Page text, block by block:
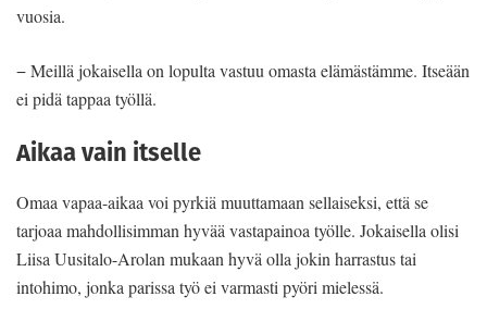
vuosia.
− Meillä jokaisella on lopulta vastuu omasta elämästämme. Itseään
ei pidä tappaa työllä.
Aikaa vain itselle
Omaa vapaa-aikaa voi pyrkiä muuttamaan sellaiseksi, että se
tarjoaa mahdollisimman hyvää vastapainoa työlle. Jokaisella olisi
Liisa Uusitalo-Arolan mukaan hyvä olla jokin harrastus tai
intohimo, jonka parissa työ ei varmasti pyöri mielessä.